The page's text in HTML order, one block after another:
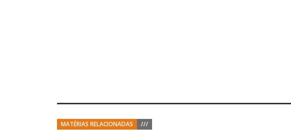
MATÉRIAS RELACIONADAS ///